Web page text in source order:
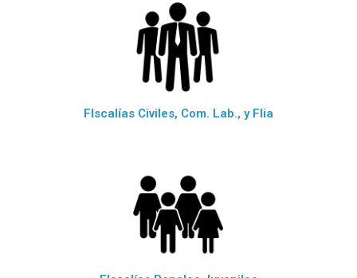
FIscalías Civiles, Com. Lab., y Flia